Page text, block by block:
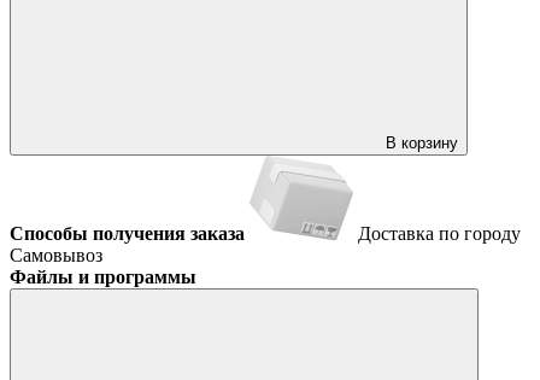
В корзину
Способы получения заказа
Доставка по городу
Самовывоз
Файлы и программы